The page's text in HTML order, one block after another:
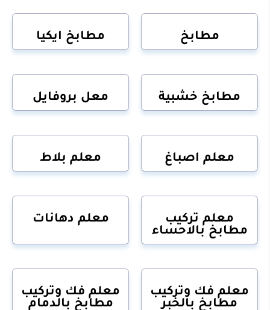
مطابخ مطابخ ايكيا
مطابخ خشبية معل بروفايل
معلم اصباغ معلم بلاط
معلم تركيب
مطابخ بالاحساء
معلم دهانات
معلم فك وتركيب
مطابخ بالخبر
معلم فك وتركيب
مطابخ بالدمام